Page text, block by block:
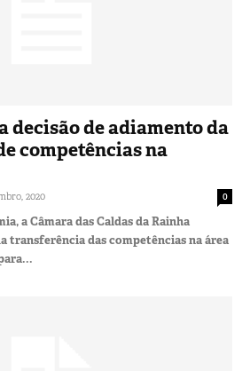
decisão de adiamento da
competências na
2020 0
a Câmara das Caldas da Rainha
transferência das competências na área